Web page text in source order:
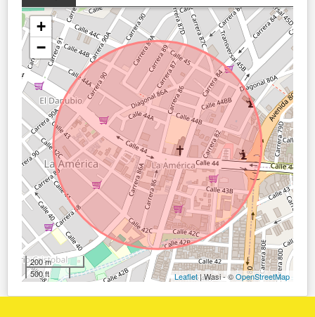
+
−
200 m
500 ft
Leaflet| Wasi - ©OpenStreetMap